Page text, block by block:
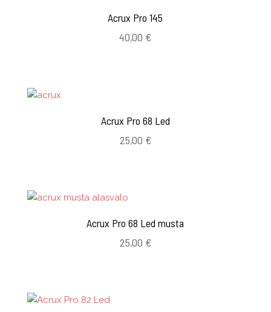
Acrux Pro 145
40,00 €
Acrux Pro 68 Led
25,00 €
Acrux Pro 68 Led musta
25,00 €